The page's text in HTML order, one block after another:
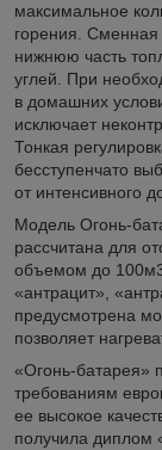
максимальное
горения. Сменная
нижнюю часть
углей. При
в домашних
исключает
Тонкая
бесступенчато
от интенсивного
Модель Огонь-
рассчитана для
объемом до 100м3
«антрацит»,
предусмотрена
позволяет
«Огонь-батарея»
требованиям
ее высокое
получила диплом